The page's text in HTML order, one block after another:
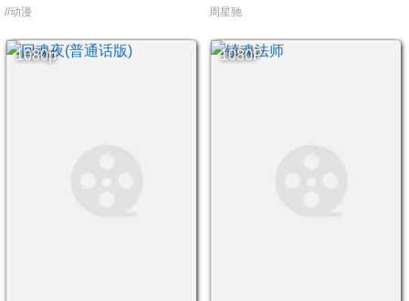
//动漫 周星驰
1080p 1080P